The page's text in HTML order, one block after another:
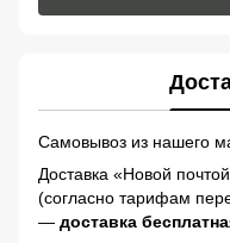
Самовывоз из нашего
Доставка «Новой
(согласно тарифам
— доставка